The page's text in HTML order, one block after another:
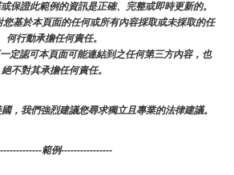
保證此範例的資訊是正確、完整或即時更新的。
基於本頁面的任何或所有內容採取或未採取的任
何行動承擔任何責任。
定認可本頁面可能連結到之任何第三方內容，也
絕不對其承擔任何責任。
，我們強烈建議您尋求獨立且專業的法律建議。
範例----------------